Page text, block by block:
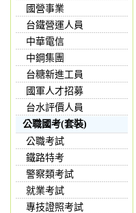
國營事業
台鐵營運人員
中華電信
中鋼集團
台糖新進工員
國軍人才招募
台水評價人員
公職國考(套裝)
公職考試
鐵路特考
警察類考試
就業考試
專技證照考試